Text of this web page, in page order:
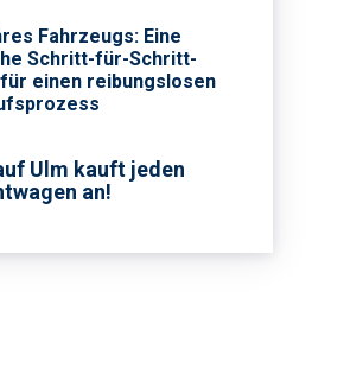
Fahrzeugs: Eine
Schritt-für-Schritt-
einen reibungslosen
Ulm kauft jeden
an!